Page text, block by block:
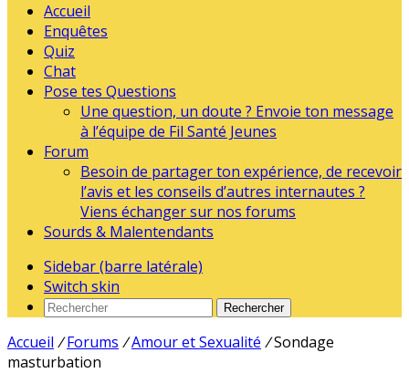
Accueil
Enquêtes
Quiz
Chat
Pose tes Questions
Une question, un doute ? Envoie ton message
à l’équipe de Fil Santé Jeunes
Forum
Besoin de partager ton expérience, de recevoir
l’avis et les conseils d’autres internautes ?
Viens échanger sur nos forums
Sourds & Malentendants
Sidebar (barre latérale)
Switch skin
Rechercher
Accueil / Forums /Amour et Sexualité /Sondage
masturbation